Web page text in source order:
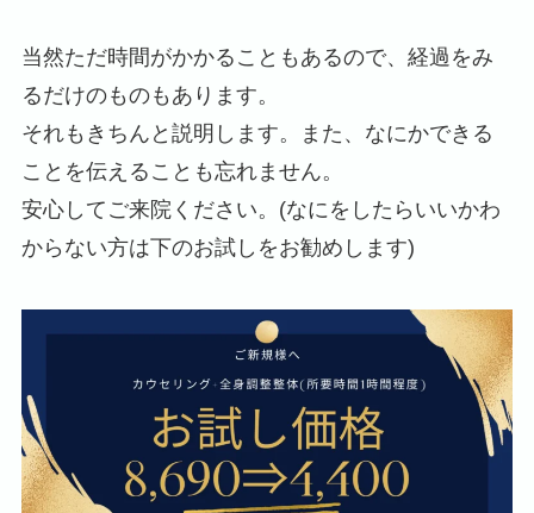
当然ただ時間がかかることもあるので、経過をみ
るだけのものもあります。
それもきちんと説明します。また、なにかできる
ことを伝えることも忘れません。
安心してご来院ください。(なにをしたらいいかわ
からない方は下のお試しをお勧めします)